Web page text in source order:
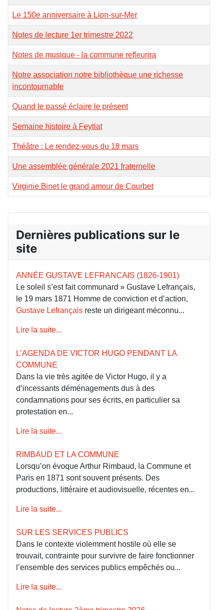
Le 150e anniversaire à Lion-sur-Mer
Notes de lecture 1er trimestre 2022
Notes de musique - la commune refleurira
Notre association notre bibliothèque une richesse
incontournable
Quand le passé éclaire le présent
Semaine histoire à Feytiat
Théâtre : Le rendez-vous du 18 mars
Une assemblée générale 2021 fraternelle
Virginie Binet le grand amour de Courbet
Dernières publications sur le
site
ANNÉE GUSTAVE LEFRANCAIS (1826-1901)
Le soleil s’est fait communard » Gustave Lefrançais,
le 19 mars 1871 Homme de conviction et d’action,
Gustave Lefrançais reste un dirigeant méconnu...
Lire la suite...
L’AGENDA DE VICTOR HUGO PENDANT LA
COMMUNE
Dans la vie très agitée de Victor Hugo, il y a
d’incessants déménagements dus à des
condamnations pour ses écrits, en particulier sa
protestation en...
Lire la suite...
RIMBAUD ET LA COMMUNE
Lorsqu’on évoque Arthur Rimbaud, la Commune et
Paris en 1871 sont souvent présents. Des
productions, littéraire et audiovisuelle, récentes en...
Lire la suite...
SUR LES SERVICES PUBLICS
Dans le contexte violemment hostile où elle se
trouvait, contrainte pour survivre de faire fonctionner
l’ensemble des services publics empêchés ou...
Lire la suite...